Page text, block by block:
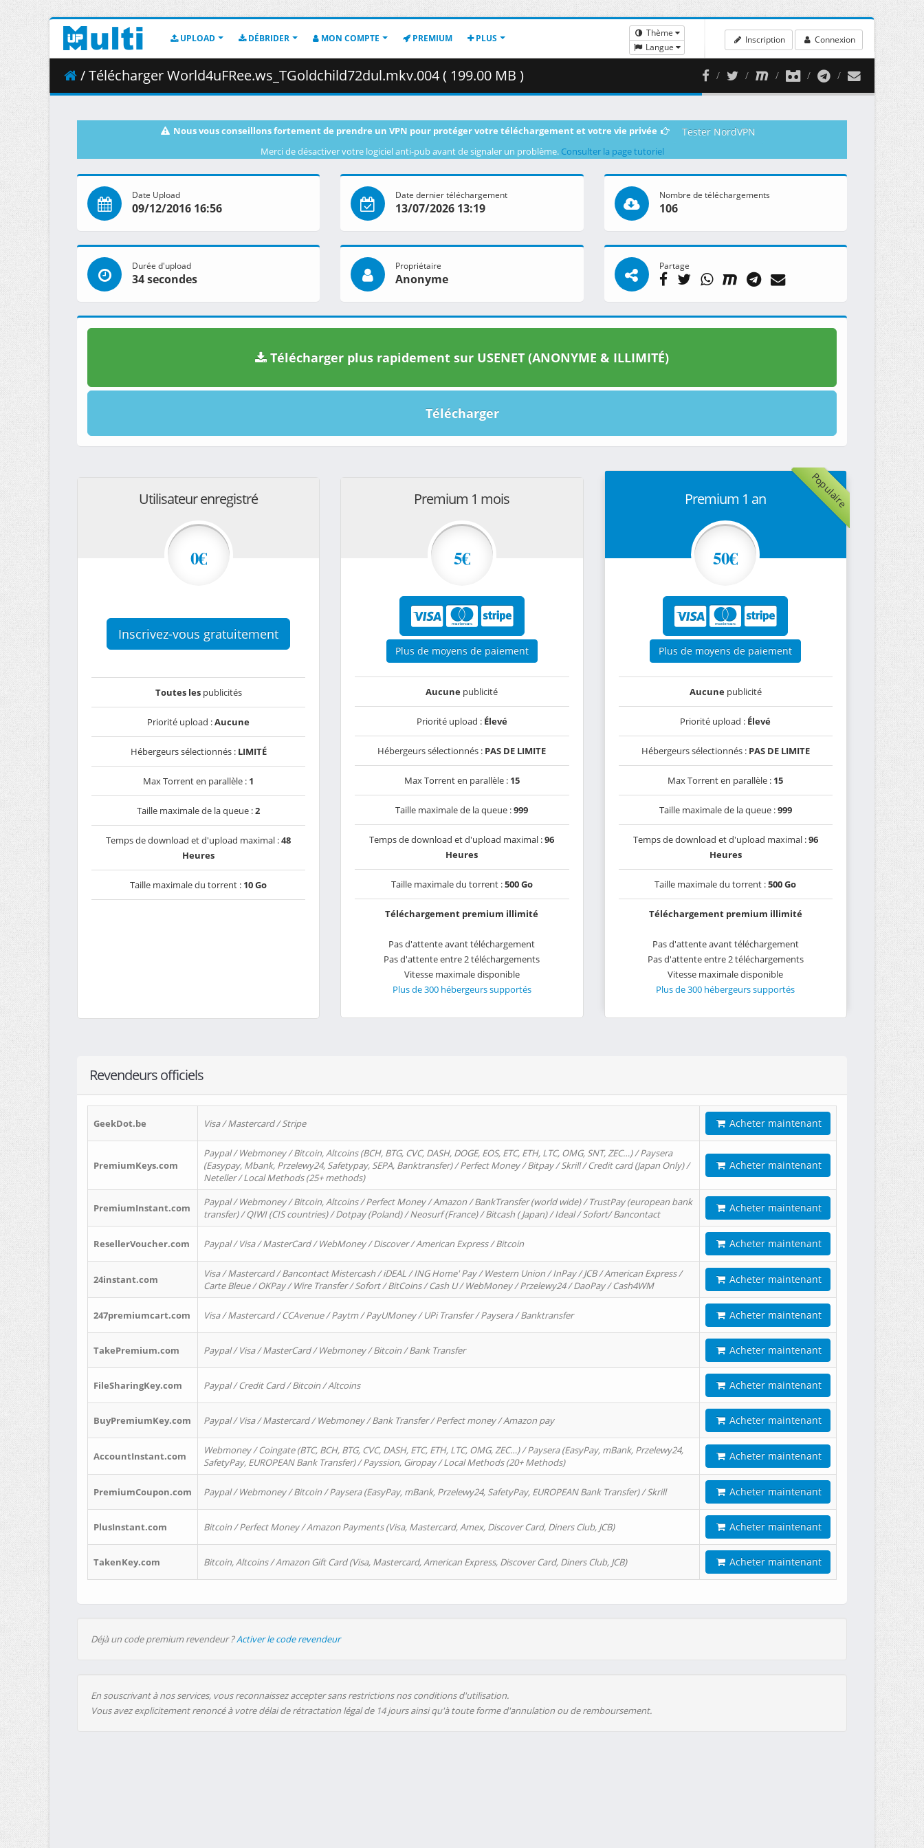
UPLOAD DÉBRIDER MON COMPTE PREMIUM PLUS
Thème
Langue
Inscription Connexion
/ Télécharger World4uFRee.ws_TGoldchild72dul.mkv.004 ( 199.00 MB )
Nous vous conseillons fortement de prendre un VPN pour protéger votre téléchargement et votre vie privée Tester NordVPN
Merci de désactiver votre logiciel anti-pub avant de signaler un problème. Consulter la page tutoriel
Date Upload
09/12/2016 16:56
Date dernier téléchargement
13/07/2026 13:19
Nombre de téléchargements
106
Durée d'upload
34 secondes
Propriétaire
Anonyme
Partage
Télécharger plus rapidement sur USENET (ANONYME & ILLIMITÉ)
Télécharger
Utilisateur enregistré
0€
Inscrivez-vous gratuitement
Toutes lespublicités
Priorité upload :Aucune
Hébergeurs sélectionnés : LIMITÉ
Max Torrent en parallèle : 1
Taille maximale de la queue :2
Temps de download et d'upload maximal :48
Heures
Taille maximale du torrent : 10 Go
Premium 1 mois
5€
Plus de moyens de paiement
Aucune publicité
Priorité upload : Élevé
Hébergeurs sélectionnés : PAS DE LIMITE
Max Torrent en parallèle : 15
Taille maximale de la queue :999
Temps de download et d'upload maximal :96
Heures
Taille maximale du torrent :500 Go
Téléchargement premium illimité
Pas d'attente avant téléchargement
Pas d'attente entre 2 téléchargements
Vitesse maximale disponible
Plus de 300 hébergeurs supportés
Populaire
Premium 1 an
50€
Plus de moyens de paiement
Aucunepublicité
Priorité upload : Élevé
Hébergeurs sélectionnés : PAS DE LIMITE
Max Torrent en parallèle : 15
Taille maximale de la queue :999
Temps de download et d'upload maximal :96
Heures
Taille maximale du torrent :500 Go
Téléchargement premium illimité
Pas d'attente avant téléchargement
Pas d'attente entre 2 téléchargements
Vitesse maximale disponible
Plus de 300 hébergeurs supportés
Revendeurs officiels
GeekDot.be Visa / Mastercard / Stripe Acheter maintenant
PremiumKeys.com
Paypal / Webmoney / Bitcoin, Altcoins (BCH, BTG, CVC, DASH, DOGE, EOS, ETC, ETH, LTC, OMG, SNT, ZEC…) / Paysera
(Easypay, Mbank, Przelewy24, Safetypay, SEPA, Banktransfer) / Perfect Money / Bitpay / Skrill / Credit card (Japan Only) /
Neteller / Local Methods (25+ methods)
Acheter maintenant
PremiumInstant.com
Paypal / Webmoney / Bitcoin, Altcoins / Perfect Money / Amazon / BankTransfer (world wide) / TrustPay (european bank
transfer) / QIWI (CIS countries) / Dotpay (Poland) / Neosurf (France) / Bitcash ( Japan) / Ideal / Sofort/ Bancontact
Acheter maintenant
ResellerVoucher.com Paypal / Visa / MasterCard / WebMoney / Discover / American Express / Bitcoin Acheter maintenant
24instant.com
Visa / Mastercard / Bancontact Mistercash / iDEAL / ING Home' Pay / Western Union / InPay / JCB / American Express /
Carte Bleue / OKPay / Wire Transfer / Sofort / BitCoins / Cash U / WebMoney / Przelewy24 / DaoPay / Cash4WM
Acheter maintenant
247premiumcart.com Visa / Mastercard / CCAvenue / Paytm / PayUMoney / UPi Transfer / Paysera / Banktransfer Acheter maintenant
TakePremium.com Paypal / Visa / MasterCard / Webmoney / Bitcoin / Bank Transfer Acheter maintenant
FileSharingKey.com Paypal / Credit Card / Bitcoin / Altcoins Acheter maintenant
BuyPremiumKey.com Paypal / Visa / Mastercard / Webmoney / Bank Transfer / Perfect money / Amazon pay Acheter maintenant
AccountInstant.com
Webmoney / Coingate (BTC, BCH, BTG, CVC, DASH, ETC, ETH, LTC, OMG, ZEC…) / Paysera (EasyPay, mBank, Przelewy24,
SafetyPay, EUROPEAN Bank Transfer) / Payssion, Giropay / Local Methods (20+ Methods)
Acheter maintenant
PremiumCoupon.com Paypal / Webmoney / Bitcoin / Paysera (EasyPay, mBank, Przelewy24, SafetyPay, EUROPEAN Bank Transfer) / Skrill Acheter maintenant
PlusInstant.com Bitcoin / Perfect Money / Amazon Payments (Visa, Mastercard, Amex, Discover Card, Diners Club, JCB) Acheter maintenant
TakenKey.com Bitcoin, Altcoins / Amazon Gift Card (Visa, Mastercard, American Express, Discover Card, Diners Club, JCB) Acheter maintenant
Déjà un code premium revendeur ?Activer le code revendeur
En souscrivant à nos services, vous reconnaissez accepter sans restrictions nos conditions d'utilisation.
Vous avez explicitement renoncé à votre délai de rétractation légal de 14 jours ainsi qu'à toute forme d'annulation ou de remboursement.